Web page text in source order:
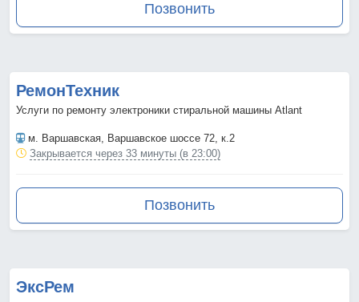
Позвонить
РемонТехник
Услуги по ремонту электроники стиральной машины Atlant
м. Варшавская, Варшавское шоссе 72, к.2
Закрывается через 33 минуты (в 23:00)
Позвонить
ЭксРем